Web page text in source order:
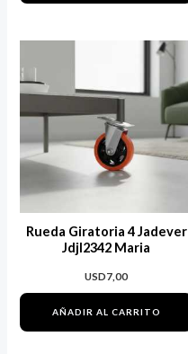
Rueda Giratoria 4 Jadever
Jdjl2342 Maria
USD7,00
AÑADIR AL CARRITO